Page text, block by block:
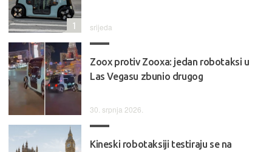
srijeda
1
Zoox protiv Zooxa: jedan robotaksi u
Las Vegasu zbunio drugog
30. srpnja 2026.
Kineski robotaksiji testiraju se na